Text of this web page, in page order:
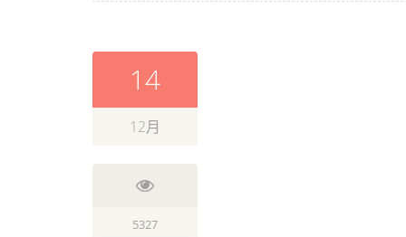
14
12月
5327